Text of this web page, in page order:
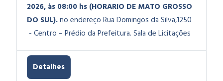
2026, às 08:00 hs (HORARIO DE MATO GROSSO
DO SUL).no endereço Rua Domingos da Silva,1250
- Centro – Prédio da Prefeitura. Sala de Licitações
Detalhes